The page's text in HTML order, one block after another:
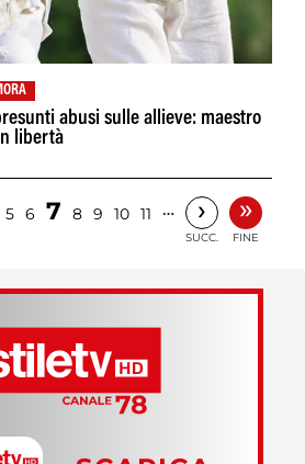
abusi sulle allieve: maestro
libertà
5 6 7 8 9 10 11 … ›
SUCC.
»
FINE